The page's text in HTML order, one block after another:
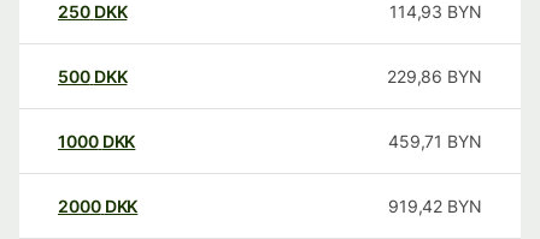
250 DKK 114,93 BYN
500 DKK 229,86 BYN
1000 DKK 459,71 BYN
2000 DKK 919,42 BYN